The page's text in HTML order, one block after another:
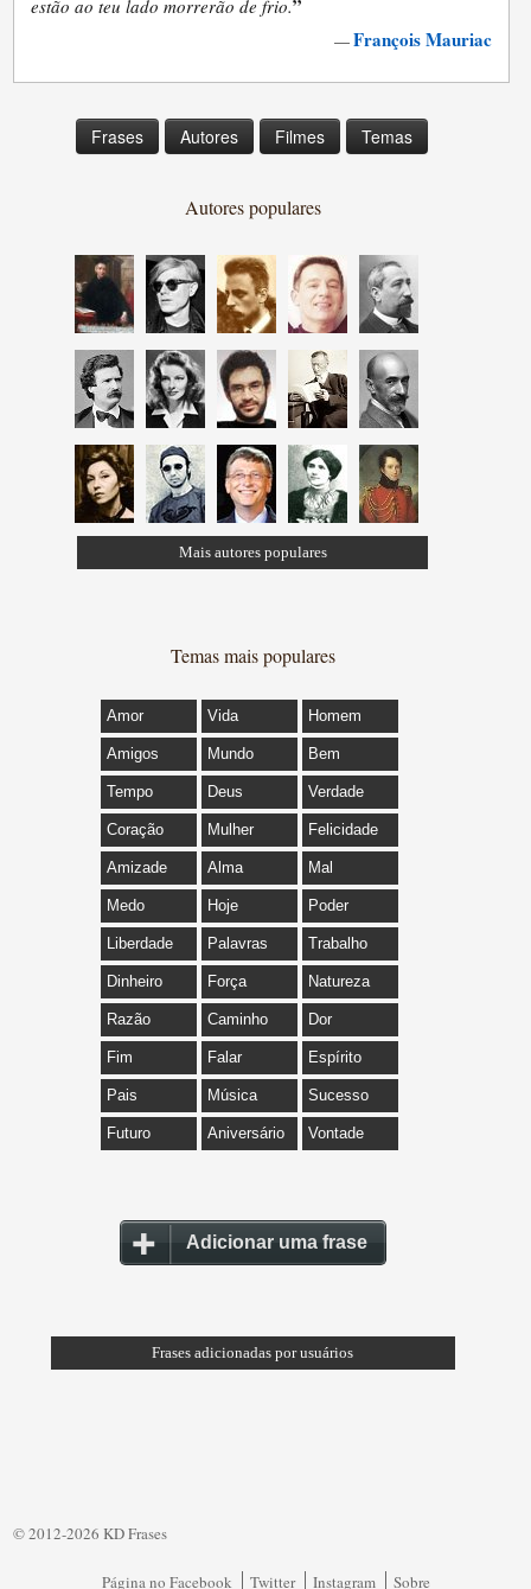
estão ao teu lado morrerão de frio.”
—François Mauriac
Frases Autores Filmes Temas
Autores populares
Mais autores populares
Temas mais populares
Amor Vida Homem
Amigos Mundo Bem
Tempo Deus Verdade
Coração Mulher Felicidade
Amizade Alma Mal
Medo Hoje Poder
Liberdade Palavras Trabalho
Dinheiro Força Natureza
Razão Caminho Dor
Fim Falar Espírito
Pais Música Sucesso
Futuro Aniversário Vontade
Adicionar uma frase
Frases adicionadas por usuários
© 2012-2026 KD Frases
Página no Facebook Twitter Instagram Sobre